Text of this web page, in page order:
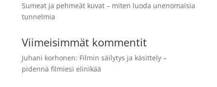
Sumeat ja pehmeät kuvat – miten luoda unenomaisia
tunnelmia
Viimeisimmät kommentit
Juhani korhonen: Filmin säilytys ja käsittely –
pidennä filmiesi elinikää